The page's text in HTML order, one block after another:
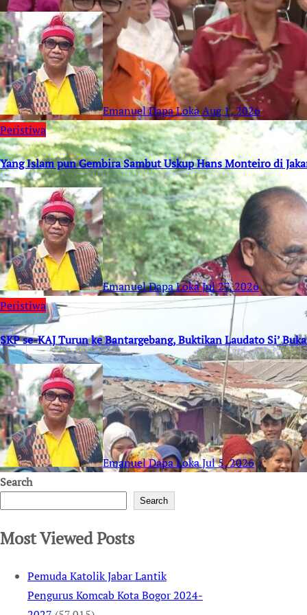
Emanuel Dapa LokaAug 1, 2026
Peristiwa
Yang Islam pun Gembira Sambut Uskup Hans Monteiro di
Emanuel Dapa LokaJul 27, 2026
Peristiwa
SKP se-KAJ Turun ke Bantargebang, Buktikan Laudato Si’
Emanuel Dapa LokaJul 5, 2026
Search
Search
Most Viewed Posts
Pemuda Katolik Jabar Lantik
Pengurus Komcab Kota Bogor 2024-